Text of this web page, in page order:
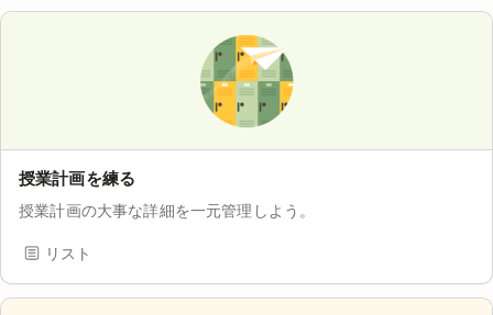
授業計画を練る
授業計画の大事な詳細を一元管理しよう。
リスト